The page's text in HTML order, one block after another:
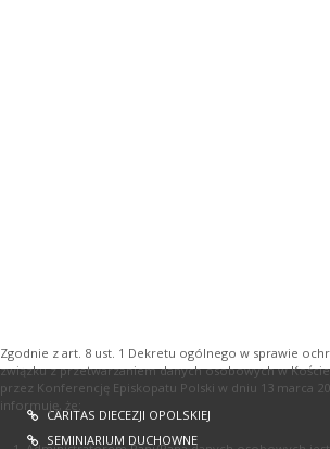
CARITAS DIECEZJI OPOLSKIEJ
SEMINIARIUM DUCHOWNE
Zgodnie z art. 8 ust. 1 Dekretu ogólnego w sprawie
związku z przetwarzaniem danych osobowych w
przez Konferencję Episkopatu Polski w dniu 13 marca
informuję, że: